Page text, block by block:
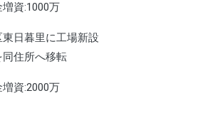
増資:1000万
東日暮里に工場新設
同住所へ移転
増資:2000万